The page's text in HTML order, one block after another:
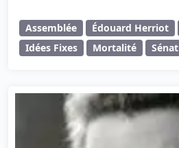
Assemblée Édouard Herriot
Idées Fixes
Mortalité Sénat